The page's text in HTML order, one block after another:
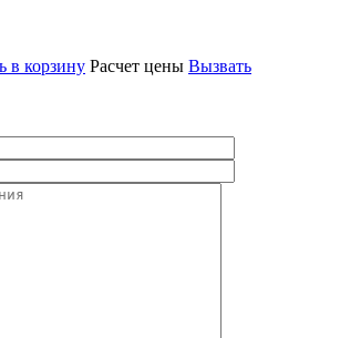
в корзину Расчет цены Вызвать